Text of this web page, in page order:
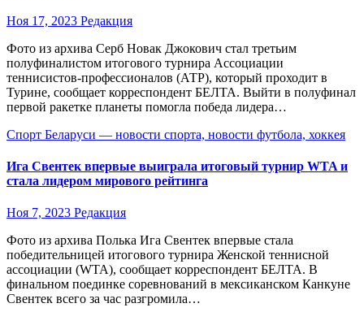
Ноя 17, 2023 Редакция
Фото из архива Серб Новак Джокович стал третьим
полуфиналистом итогового турнира Ассоциации
теннисистов-профессионалов (АТР), который проходит в
Турине, сообщает корреспондент БЕЛТА. Выйти в полуфинал
первой ракетке планеты помогла победа лидера…
Спорт Беларуси — новости спорта, новости футбола, хоккея
Ига Свентек впервые выиграла итоговый турнир WTA и
стала лидером мирового рейтинга
Ноя 7, 2023 Редакция
Фото из архива Полька Ига Свентек впервые стала
победительницей итогового турнира Женской теннисной
ассоциации (WTA), сообщает корреспондент БЕЛТА. В
финальном поединке соревнований в мексиканском Канкуне
Свентек всего за час разгромила…